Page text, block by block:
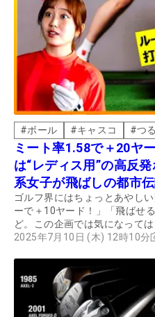
#ボール #キャスコ #つ
ミート率1.58で＋20ヤ
は“レディス用”の高反
系女子が飛ばしの都市伝
ゴルフ界にはちょっとあやし
ーで＋10ヤード！」「飛ばせ
ど。この企画では気になって
ない都市伝説的な飛ばしギア
2025年7月10日 (木) 12時10分